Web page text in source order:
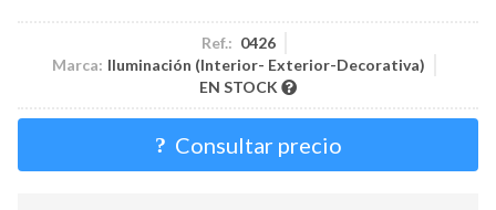
Ref.: 0426
Marca: Iluminación (Interior- Exterior-Decorativa)
EN STOCK
Consultar precio